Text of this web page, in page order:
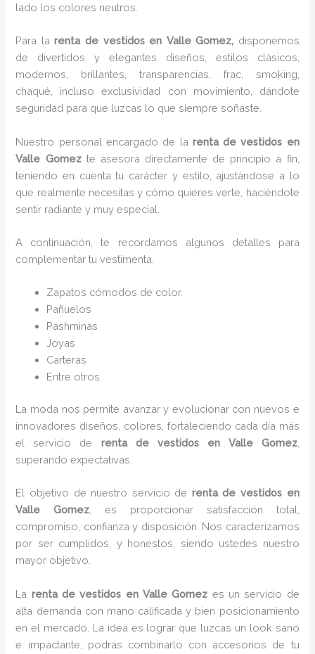
lado los colores neutros.
Para larenta de vestidos en Valle Gomez, disponemos
de
divertidos y elegantes diseños, estilos clásicos,
modernos, brillantes, transparencias, frac, smoking,
chaqué, incluso exclusividad con movimiento, dándote
seguridad para que luzcas lo que siempre soñaste.
Nuestro personal encargado de la renta de vestidos en
Valle Gomezte asesora directamente de principio a fin,
teniendo en cuenta tu carácter y estilo, ajustándose a lo
que realmente necesitas y cómo quieres verte, haciéndote
sentir radiante y muy especial.
A continuación, te recordamos algunos detalles para
complementar tu vestimenta.
Zapatos cómodos de color.
Pañuelos
Pashminas
Joyas
Carteras
Entre otros.
La moda nos permite avanzar y evolucionar con nuevos e
innovadores diseños, colores, fortaleciendo cada día más
el servicio de renta de vestidos en Valle Gomez,
superando expectativas.
El objetivo de nuestro servicio de renta de vestidos en
Valle Gomez, es proporcionar satisfacción total,
compromiso, confianza y disposición. Nos caracterizamos
por ser cumplidos, y honestos, siendo ustedes nuestro
mayor objetivo.
La renta de vestidos en Valle Gomez es un servicio de
alta demanda con mano calificada y bien posicionamiento
en el mercado. La idea es lograr que luzcas un look sano
e impactante, podrás combinarlo con accesorios de tu